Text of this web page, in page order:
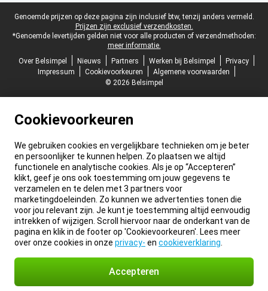
Juridische voettekst
Genoemde prijzen op deze pagina zijn inclusief btw, tenzij anders vermeld.
Prijzen zijn exclusief verzendkosten.
*Genoemde levertijden gelden niet voor alle producten of verzendmethoden:
meer informatie.
Over Belsimpel
Nieuws Partners Werken bij Belsimpel
Privacy
Impressum
Cookievoorkeuren
Algemene voorwaarden
© 2026 Belsimpel
Cookievoorkeuren
We gebruiken cookies en vergelijkbare technieken om je beter
en persoonlijker te kunnen helpen. Zo plaatsen we altijd
functionele en analytische cookies. Als je op “Accepteren”
klikt, geef je ons ook toestemming om jouw gegevens te
verzamelen en te delen met 3 partners voor
marketingdoeleinden. Zo kunnen we advertenties tonen die
voor jou relevant zijn. Je kunt je toestemming altijd eenvoudig
intrekken of wijzigen. Scroll hiervoor naar de onderkant van de
pagina en klik in de footer op 'Cookievoorkeuren'. Lees meer
over onze cookies in onze privacy- en cookieverklaring
Accepteren